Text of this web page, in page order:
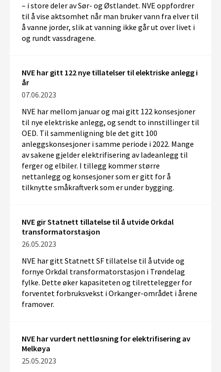
– i store deler av Sør- og Østlandet. NVE oppfordrer
til å vise aktsomhet når man bruker vann fra elver til
å vanne jorder, slik at vanning ikke går ut over livet i
og rundt vassdragene.
NVE har gitt 122 nye tillatelser til elektriske anlegg i
år
07.06.2023
NVE har mellom januar og mai gitt 122 konsesjoner
til nye elektriske anlegg, og sendt to innstillinger til
OED. Til sammenligning ble det gitt 100
anleggskonsesjoner i samme periode i 2022. Mange
av sakene gjelder elektrifisering av ladeanlegg til
ferger og elbiler. I tillegg kommer større
nettanlegg og konsesjoner som er gitt for å
tilknytte småkraftverk som er under bygging.
NVE gir Statnett tillatelse til å utvide Orkdal
transformatorstasjon
26.05.2023
NVE har gitt Statnett SF tillatelse til å utvide og
fornye Orkdal transformatorstasjon i Trøndelag
fylke. Dette øker kapasiteten og tilrettelegger for
forventet forbruksvekst i Orkanger-området i årene
framover.
NVE har vurdert nettløsning for elektrifisering av
Melkøya
25.05.2023